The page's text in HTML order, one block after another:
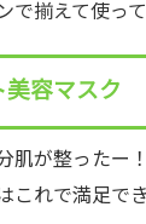
で揃えて使って
容マスク
肌が整ったー
これで満足で